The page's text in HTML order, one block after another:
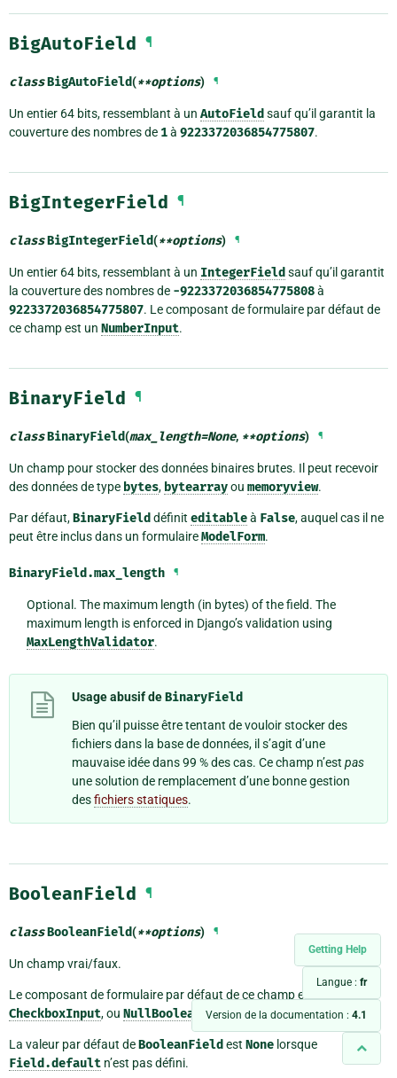
Getting Help
Langue : fr
Version de la documentation : 4.1
BigAutoField ¶
classBigAutoField(**options) ¶
Un entier 64 bits, ressemblant à un AutoField sauf qu’il garantit la
couverture des nombres de 1à 9223372036854775807.
BigIntegerField ¶
classBigIntegerField(**options) ¶
Un entier 64 bits, ressemblant à un IntegerField sauf qu’il garantit
la couverture des nombres de -9223372036854775808à
9223372036854775807. Le composant de formulaire par défaut de
ce champ est un NumberInput.
BinaryField ¶
classBinaryField(max_length=None, **options) ¶
Un champ pour stocker des données binaires brutes. Il peut recevoir
des données de type bytes, bytearrayou memoryview.
Par défaut,BinaryField définit editableà False, auquel cas il ne
peut être inclus dans un formulaireModelForm.
BinaryField.max_length ¶
Optional. The maximum length (in bytes) of the field. The
maximum length is enforced in Django’s validation using
MaxLengthValidator.
Usage abusif deBinaryField
Bien qu’il puisse être tentant de vouloir stocker des
fichiers dans la base de données, il s’agit d’une
mauvaise idée dans 99 % des cas. Ce champ n’est pas
une solution de remplacement d’une bonne gestion
desfichiers statiques.
BooleanField ¶
classBooleanField(**options) ¶
Un champ vrai/faux.
Le composant de formulaire par défaut de ce champ est un
CheckboxInput, ou NullBooleanSelect si null=True.
La valeur par défaut deBooleanField est None lorsque
Field.default n’est pas défini.